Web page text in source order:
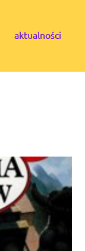
aktualności